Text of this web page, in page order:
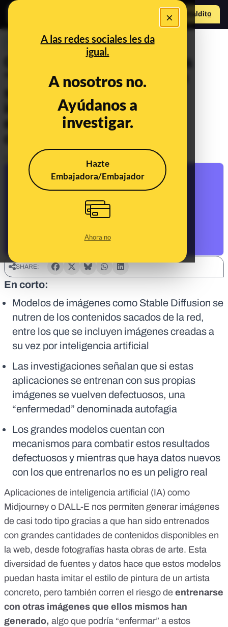
×
A las redes sociales les da
igual.
A nosotros no.
Ayúdanos a
investigar.
Hazte
Embajadora/Embajador
Ahora no
Hazte Maldito
PREBUNKING
Qué es la autofagia en IA, la
“enfermedad” que pueden
sufrir los modelos de
inteligencia artificial si se
entrenan con imágenes
Publicado el
SHARE:
En corto:
Modelos de imágenes como Stable Diffusion se
nutren de los contenidos sacados de la red,
entre los que se incluyen imágenes creadas a
su vez por inteligencia artificial
Las investigaciones señalan que si estas
aplicaciones se entrenan con sus propias
imágenes se vuelven defectuosos, una
“enfermedad” denominada autofagia
Los grandes modelos cuentan con
mecanismos para combatir estos resultados
defectuosos y mientras que haya datos nuevos
con los que entrenarlos no es un peligro real
Aplicaciones de inteligencia artificial (IA) como
Midjourney o DALL-E nos permiten generar imágenes
de casi todo tipo gracias a que han sido entrenados
con grandes cantidades de contenidos disponibles en
la web, desde fotografías hasta obras de arte. Esta
diversidad de fuentes y datos hace que estos modelos
puedan hasta imitar el estilo de pintura de un artista
concreto, pero también corren el riesgo de entrenarse
con otras imágenes que ellos mismos han
generado, algo que podría “enfermar” a estos